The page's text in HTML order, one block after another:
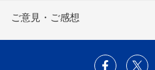
ご意見・ご感想